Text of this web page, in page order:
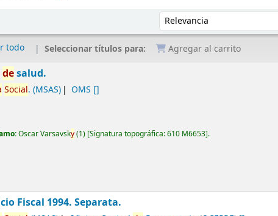
Ordenar por:
todo Seleccionar títulos para: Agregar al carrito
desalud.
Social. (MSAS) OMS []
Oscar Varsavsky(1) Signatura topográfica:610 M6653 .
Fiscal 1994. Separata.